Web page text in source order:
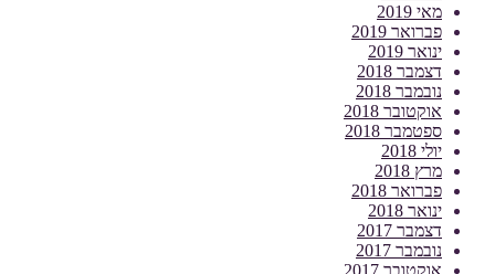
מאי 2019
פברואר 2019
ינואר 2019
דצמבר 2018
נובמבר 2018
אוקטובר 2018
ספטמבר 2018
יולי 2018
מרץ 2018
פברואר 2018
ינואר 2018
דצמבר 2017
נובמבר 2017
אוקטובר 2017